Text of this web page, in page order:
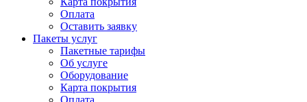
Оплата
Оставить заявку
Пакеты услуг
Пакетные тарифы
Об услуге
Оборудование
Карта покрытия
Оплата